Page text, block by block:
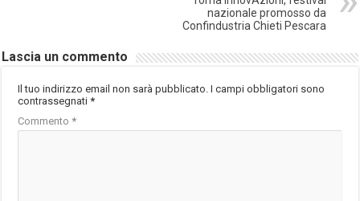
nazionale promosso da
Confindustria Chieti Pescara
Lascia un commento
Il tuo indirizzo email non sarà pubblicato. I campi obbligatori sono
contrassegnati*
Commento*